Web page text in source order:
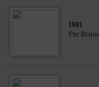
1981
Per